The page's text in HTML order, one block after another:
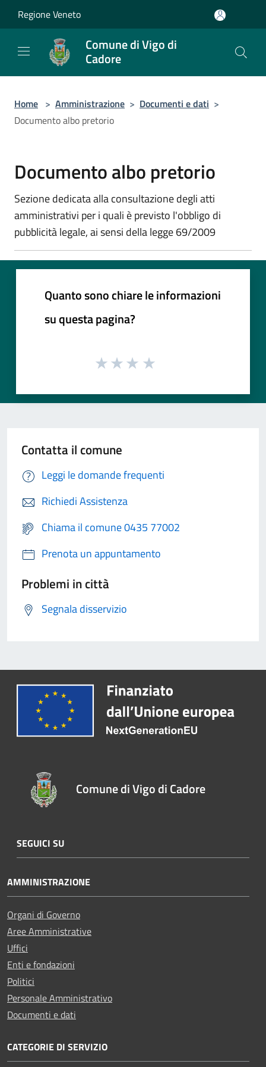
Regione Veneto
Comune di Vigo di
Cadore
Home > Amministrazione > Documenti e dati >
Documento albo pretorio
Documento albo pretorio
Sezione dedicata alla consultazione degli atti
amministrativi per i quali è previsto l'obbligo di
pubblicità legale, ai sensi della legge 69/2009
Quanto sono chiare le informazioni
su questa pagina?
Contatta il comune
Leggi le domande frequenti
Richiedi Assistenza
Chiama il comune 0435 77002
Prenota un appuntamento
Problemi in città
Segnala disservizio
Comune di Vigo di Cadore
SEGUICI SU
AMMINISTRAZIONE
Organi di Governo
Aree Amministrative
Uffici
Enti e fondazioni
Politici
Personale Amministrativo
Documenti e dati
CATEGORIE DI SERVIZIO